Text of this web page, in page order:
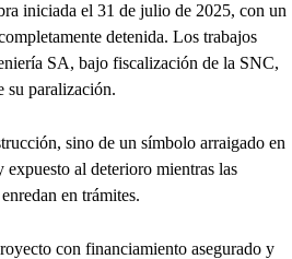
iniciada el 31 de julio de 2025, con un
detenida. Los trabajos
SA, bajo fiscalización de la SNC,
su paralización.
sino de un símbolo arraigado en
al deterioro mientras las
en trámites.
con financiamiento asegurado y